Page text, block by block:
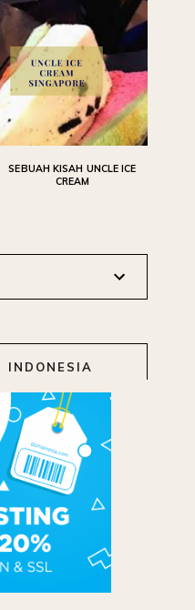
SEBUAH KISAH UNCLE ICE
CREAM
INDONESIA